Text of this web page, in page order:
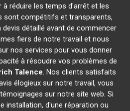
réduire les temps d'arrêt et les
sont compétitifs et transparents,
détaillé avant de commencer
fiers de notre travail et nous
nos services pour vous donner
à résoudre vos problèmes de
Talence. Nos clients satisfaits
élogieux sur notre travail, vous
sur notre site web. Si
installation, d'une réparation ou